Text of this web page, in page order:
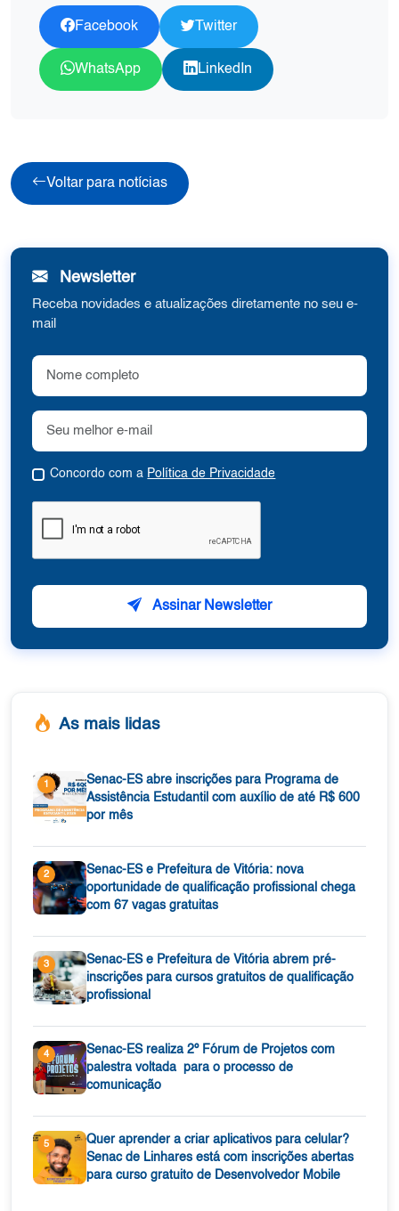
Facebook Twitter
WhatsApp LinkedIn
Voltar para notícias
Newsletter
Receba novidades e atualizações diretamente no seu e-
mail
Concordo com a Política de Privacidade
Assinar Newsletter
As mais lidas
1
Senac-ES abre inscrições para Programa de
Assistência Estudantil com auxílio de até R$ 600
por mês
2
Senac-ES e Prefeitura de Vitória: nova
oportunidade de qualificação profissional chega
com 67 vagas gratuitas
3
Senac-ES e Prefeitura de Vitória abrem pré-
inscrições para cursos gratuitos de qualificação
profissional
4
Senac-ES realiza 2º Fórum de Projetos com
palestra voltada para o processo de
comunicação
5
Quer aprender a criar aplicativos para celular?
Senac de Linhares está com inscrições abertas
para curso gratuito de Desenvolvedor Mobile